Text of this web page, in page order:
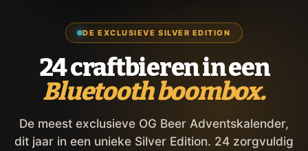
DE EXCLUSIEVE SILVER EDITION
24 craftbieren in een
Bluetooth boombox.
De meest exclusieve OG Beer Adventskalender,
dit jaar in een unieke Silver Edition. 24 zorgvuldig